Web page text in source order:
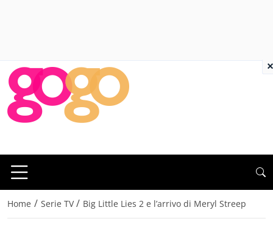
Home / Serie TV / Big Little Lies 2 e l’arrivo di Meryl Streep
×